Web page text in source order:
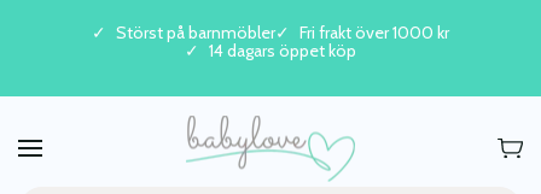
Skip to main content
Störst på barnmöbler
Fri frakt över 1000 kr
14 dagars öppet köp